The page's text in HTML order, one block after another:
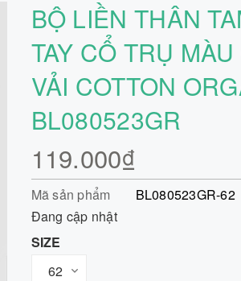
BỘ LIỀN THÂN
TAY CỔ TRỤ
VẢI COTTON
BL080523GR
119.000₫
Mã sản phẩm
BL080523GR-62
Đang cập nhật
SIZE